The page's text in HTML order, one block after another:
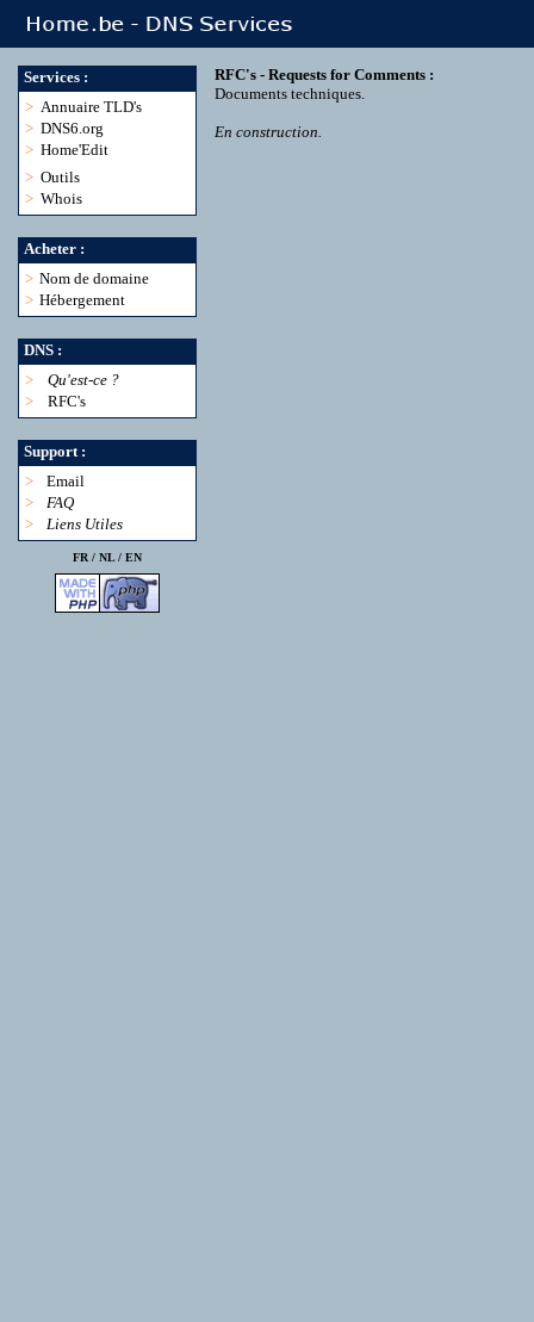
Services :
> Annuaire TLD's
> DNS6.org
> Home'Edit
> Outils
> Whois
Acheter :
> Nom de domaine
> Hébergement
DNS :
>
Qu'est-ce ?
>
RFC's
Support :
>
Email
>
FAQ
>
Liens Utiles
FR / NL/ EN
RFC's - Requests for Comments :
Documents techniques.
En construction.